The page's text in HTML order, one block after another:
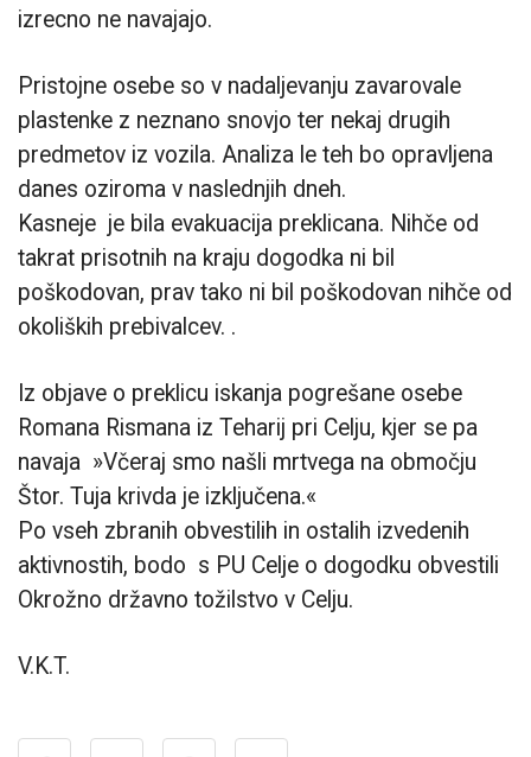
izrecno ne navajajo.
Pristojne osebe so v nadaljevanju zavarovale
plastenke z neznano snovjo ter nekaj drugih
predmetov iz vozila. Analiza le teh bo opravljena
danes oziroma v naslednjih dneh.
Kasneje je bila evakuacija preklicana. Nihče od
takrat prisotnih na kraju dogodka ni bil
poškodovan, prav tako ni bil poškodovan nihče od
okoliških prebivalcev. .
Iz objave o preklicu iskanja pogrešane osebe
Romana Rismana iz Teharij pri Celju, kjer se pa
navaja »Včeraj smo našli mrtvega na območju
Štor. Tuja krivda je izključena.«
Po vseh zbranih obvestilih in ostalih izvedenih
aktivnostih, bodo s PU Celje o dogodku obvestili
Okrožno državno tožilstvo v Celju.
V.K.T.